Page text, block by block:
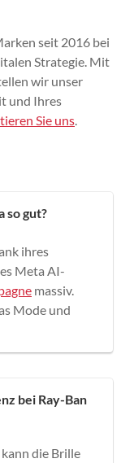
seit 2016 bei
Strategie. Mit
wir unser
und Ihres
Sie uns
so gut?
ihres
Meta AI-
massiv.
Mode und
bei Ray-Ban
die Brille